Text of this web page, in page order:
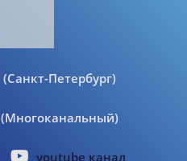
(Санкт-Петербург)
(Многоканальный)
youtube канал